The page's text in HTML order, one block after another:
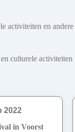
en
culturele activiteiten
2022
in Voorst